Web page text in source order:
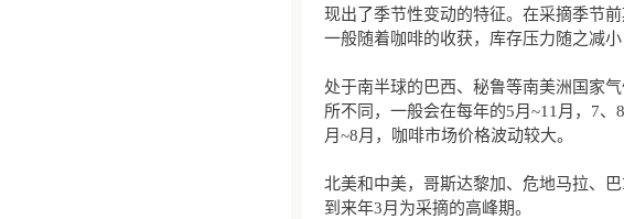
现出了季节性变动的特征。在采摘季节
一般随着咖啡的收获，库存压力随之减小
处于南半球的巴西、秘鲁等南美洲国家
所不同，一般会在每年的5月~11月，7
月~8月，咖啡市场价格波动较大。
北美和中美，哥斯达黎加、危地马拉、
到来年3月为采摘的高峰期。